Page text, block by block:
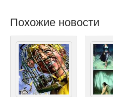
Похожие новости